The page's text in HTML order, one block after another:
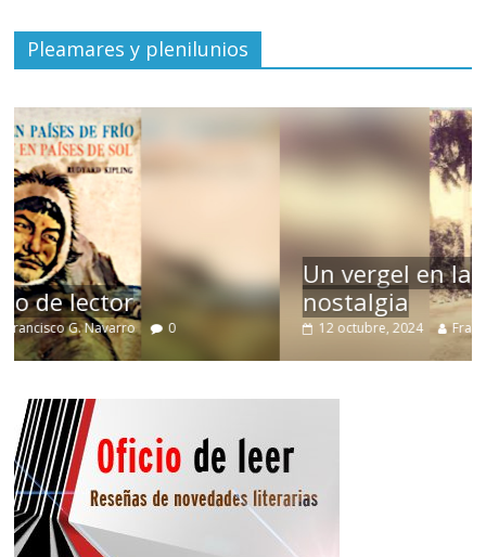
Pleamares y plenilunios
Un vergel en las nieblas de la
nostalgia
12 octubre, 2024 Francisco G. Navarro 0